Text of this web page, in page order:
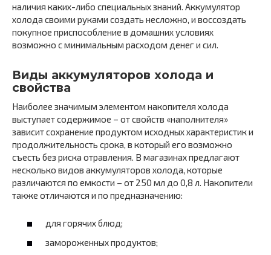
наличия каких-либо специальных знаний. Аккумулятор
холода своими руками создать несложно, и воссоздать
покупное приспособление в домашних условиях
возможно с минимальным расходом денег и сил.
Виды аккумуляторов холода и
свойства
Наиболее значимым элементом накопителя холода
выступает содержимое – от свойств «наполнителя»
зависит сохранение продуктом исходных характеристик и
продолжительность срока, в который его возможно
съесть без риска отравления. В магазинах предлагают
несколько видов аккумуляторов холода, которые
различаются по емкости – от 250 мл до 0,8 л. Накопители
также отличаются и по предназначению:
для горячих блюд;
замороженных продуктов;